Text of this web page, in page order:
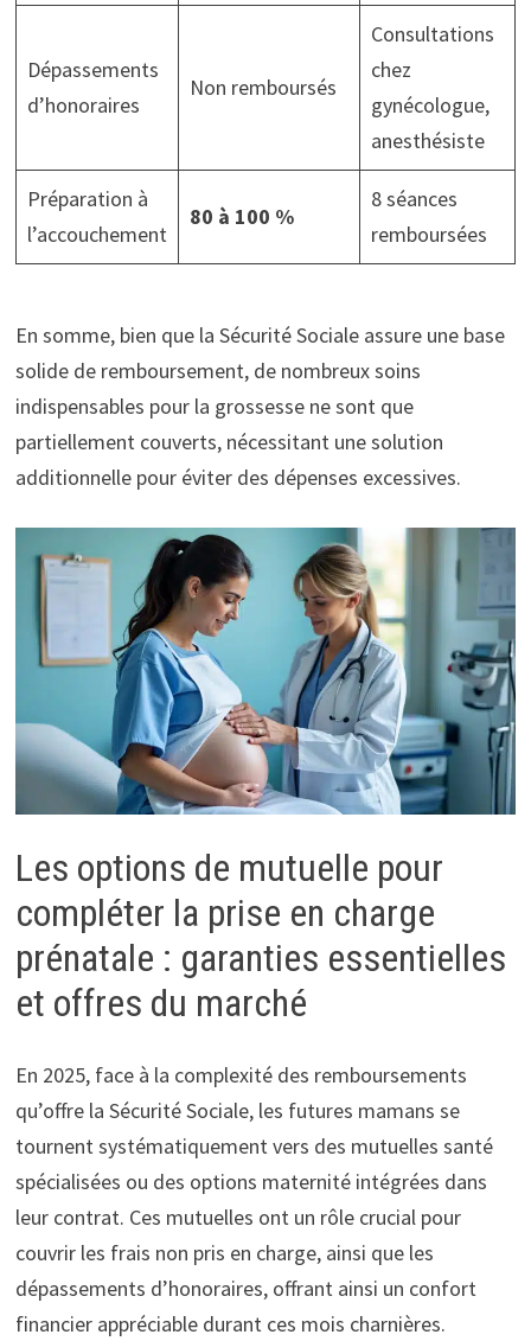
Dépassements
d’honoraires
Non remboursés
Consultations
chez
gynécologue,
anesthésiste
Préparation à
l’accouchement
80 à 100 %
8 séances
remboursées
En somme, bien que la Sécurité Sociale assure une base
solide de remboursement, de nombreux soins
indispensables pour la grossesse ne sont que
partiellement couverts, nécessitant une solution
additionnelle pour éviter des dépenses excessives.
Les options de mutuelle pour
compléter la prise en charge
prénatale : garanties essentielles
et offres du marché
En 2025, face à la complexité des remboursements
qu’offre la Sécurité Sociale, les futures mamans se
tournent systématiquement vers des mutuelles santé
spécialisées ou des options maternité intégrées dans
leur contrat. Ces mutuelles ont un rôle crucial pour
couvrir les frais non pris en charge, ainsi que les
dépassements d’honoraires, offrant ainsi un confort
financier appréciable durant ces mois charnières.